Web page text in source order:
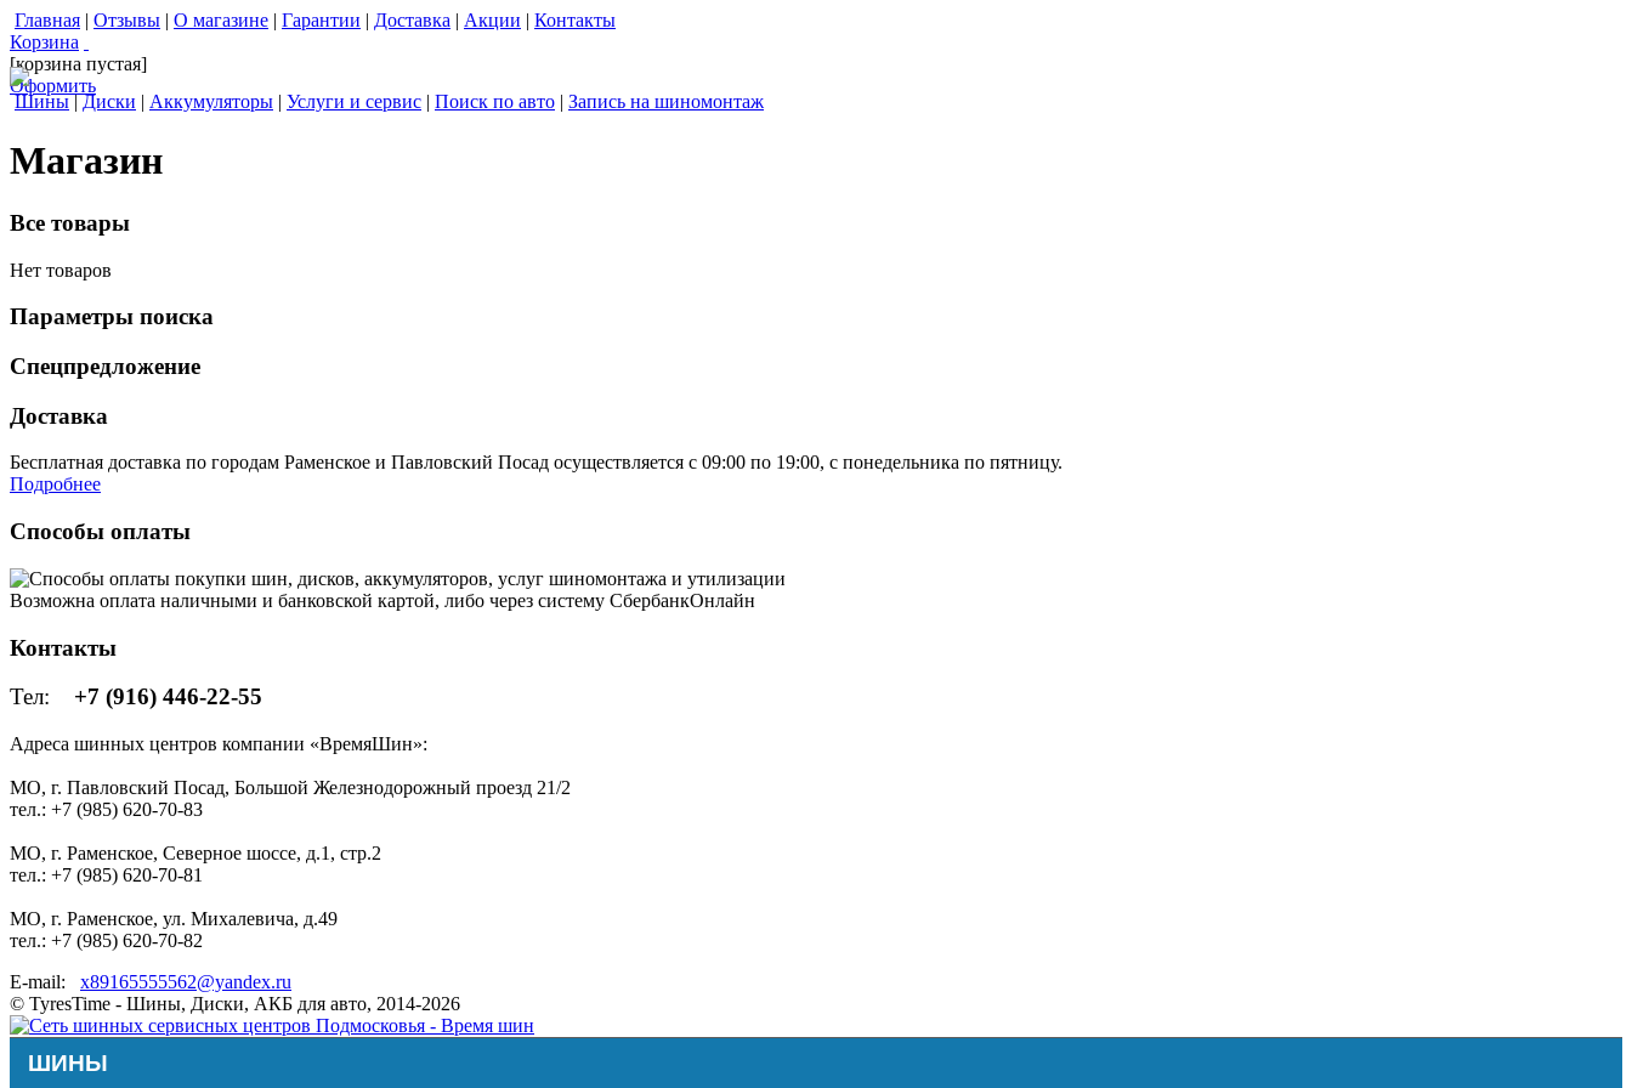
Главная | Отзывы | О магазине | Гарантии | Доставка | Акции | Контакты
Корзина
[корзина пустая]
Оформить
Шины | Диски | Аккумуляторы | Услуги и сервис | Поиск по авто | Запись на шиномонтаж
Магазин
Все товары
Нет товаров
Параметры поиска
Спецпредложение
Доставка
Бесплатная доставка по городам Раменское и Павловский Посад осуществляется с 09:00 по 19:00, с понедельника по пятницу.
Подробнее
Способы оплаты
Возможна оплата наличными и банковской картой, либо через систему СбербанкОнлайн
Контакты
Тел: +7 (916) 446-22-55
Адреса шинных центров компании «ВремяШин»:
МО, г. Павловский Посад, Большой Железнодорожный проезд 21/2
тел.: +7 (985) 620-70-83
МО, г. Раменское, Северное шоссе, д.1, стр.2
тел.: +7 (985) 620-70-81
МО, г. Раменское, ул. Михалевича, д.49
тел.: +7 (985) 620-70-82
E-mail: x89165555562@yandex.ru
© TyresTime - Шины, Диски, АКБ для авто, 2014-2026
ШИНЫ